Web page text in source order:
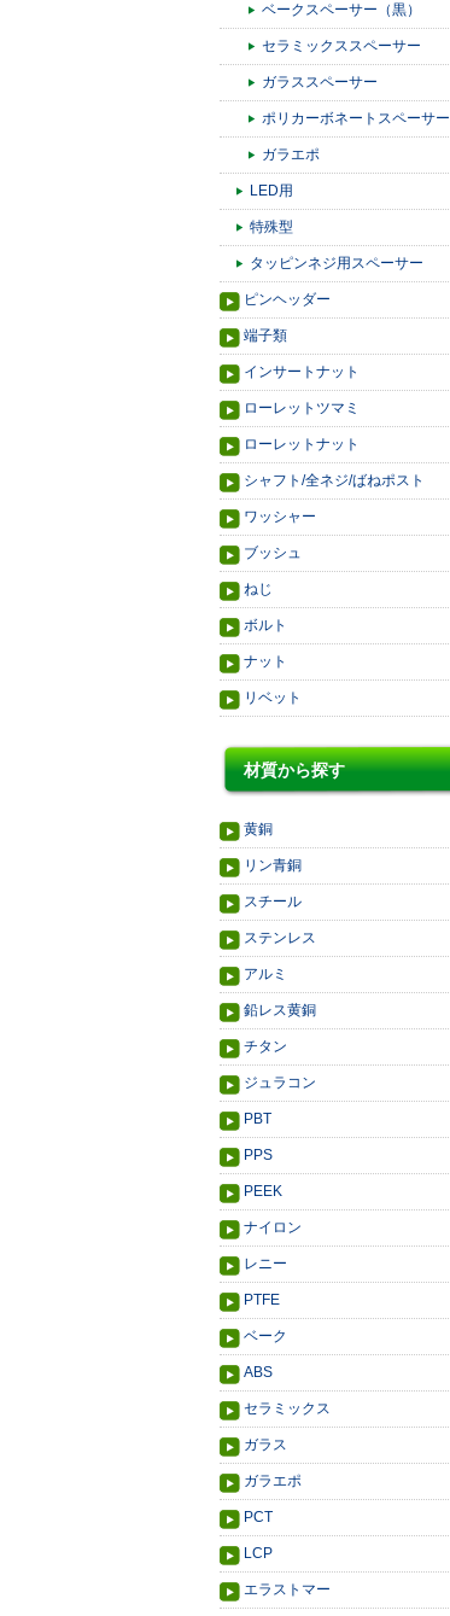
ベークスペーサー（黒）
セラミックススペーサー
ガラススペーサー
ポリカーボネートスペーサー
ガラエポ
LED用
特殊型
タッピンネジ用スペーサー
ピンヘッダー
端子類
インサートナット
ローレットツマミ
ローレットナット
シャフト/全ネジ/ばねポスト
ワッシャー
ブッシュ
ねじ
ボルト
ナット
リベット
材質から探す
黄銅
リン青銅
スチール
ステンレス
アルミ
鉛レス黄銅
チタン
ジュラコン
PBT
PPS
PEEK
ナイロン
レニー
PTFE
ベーク
ABS
セラミックス
ガラス
ガラエポ
PCT
LCP
エラストマー